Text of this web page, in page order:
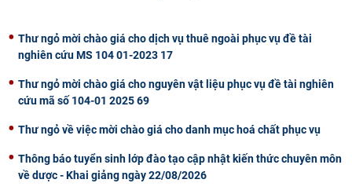
CỰU NGƯỜI HỌC
Thư ngỏ mời chào giá cho dịch vụ thuê ngoài phục vụ đề tài
nghiên cứu MS 104 01-2023 17
Thư ngỏ mời chào giá cho nguyên vật liệu phục vụ đề tài nghiên
cứu mã số 104-01 2025 69
Thư ngỏ về việc mời chào giá cho danh mục hoá chất phục vụ
Thông báo tuyển sinh lớp đào tạo cập nhật kiến thức chuyên môn
về dược - Khai giảng ngày 22/08/2026